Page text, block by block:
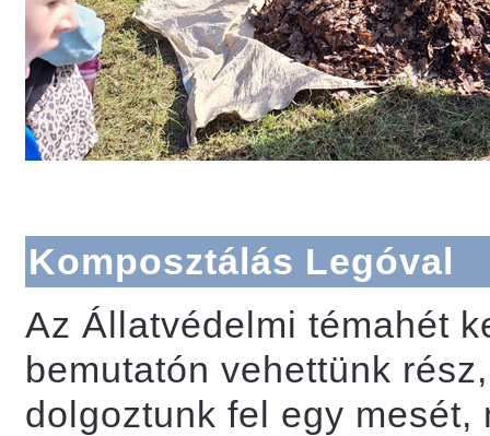
Komposztálás Legóval
Az Állatvédelmi témahét
bemutatón vehettünk
dolgoztunk fel egy